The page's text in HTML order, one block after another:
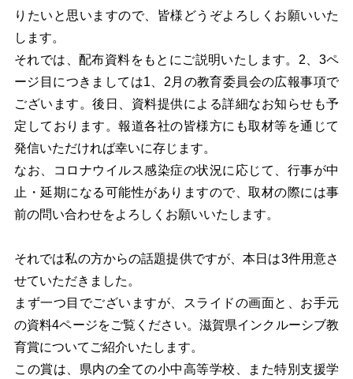
りたいと思いますので、皆様どうぞよろしくお願いいた
します。
それでは、配布資料をもとにご説明いたします。2、3ペ
ージ目につきましては1、2月の教育委員会の広報事項で
ございます。後日、資料提供による詳細なお知らせも予
定しております。報道各社の皆様方にも取材等を通じて
発信いただければ幸いに存じます。
なお、コロナウイルス感染症の状況に応じて、行事が中
止・延期になる可能性がありますので、取材の際には事
前の問い合わせをよろしくお願いいたします。
それでは私の方からの話題提供ですが、本日は3件用意さ
せていただきました。
まず一つ目でございますが、スライ ドの画面と、お手元
の資料4ページをご覧ください。滋賀県インクルーシブ教
育賞についてご紹介いたします。
この賞は、県内の全ての小中高等学校、また特別支援学